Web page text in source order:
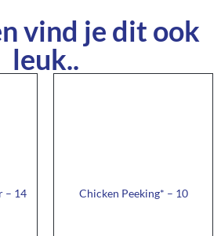
vind je dit ook
leuk..
– 14 Chicken Peeking* – 10